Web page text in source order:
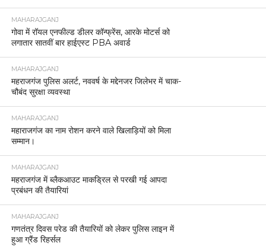
MAHARAJGANJ
गोवा में रॉयल एनफील्ड डीलर कॉन्फ्रेंस, आरके मोटर्स को
लगातार सातवीं बार हाईएस्ट PBA अवार्ड
MAHARAJGANJ
महराजगंज पुलिस अलर्ट, नववर्ष के मद्देनजर जिलेभर में चाक-
चौबंद सुरक्षा व्यवस्था
MAHARAJGANJ
महाराजगंज का नाम रोशन करने वाले खिलाड़ियों को मिला
सम्मान।
MAHARAJGANJ
महराजगंज में ब्लैकआउट माकड्रिल से परखी गई आपदा
प्रबंधन की तैयारियां
MAHARAJGANJ
गणतंत्र दिवस परेड की तैयारियों को लेकर पुलिस लाइन में
हुआ ग्रैंड रिहर्सल